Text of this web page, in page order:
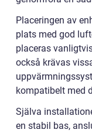
Placeringen av
plats med god
placeras
också krävas
kompatibelt med
Själva
en stabil bas,